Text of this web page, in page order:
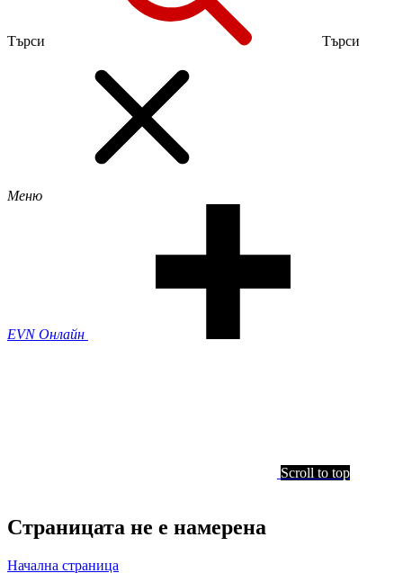
Търси Търси
Меню
EVN Онлайн
Scroll to top
Страницата не е намерена
Начална страница